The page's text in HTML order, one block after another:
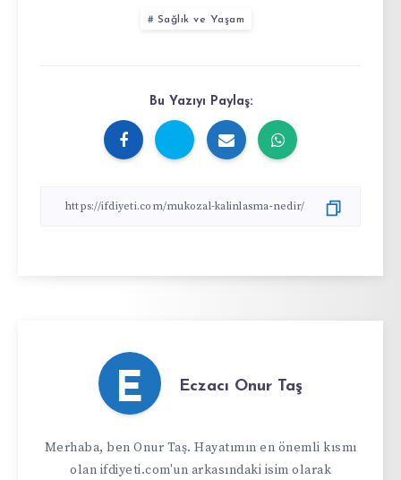
Sağlık ve Yaşam
Bu Yazıyı Paylaş:
E Eczacı Onur Taş
Merhaba, ben Onur Taş. Hayatımın en önemli kısmı
olan ifdiyeti.com'un arkasındaki isim olarak